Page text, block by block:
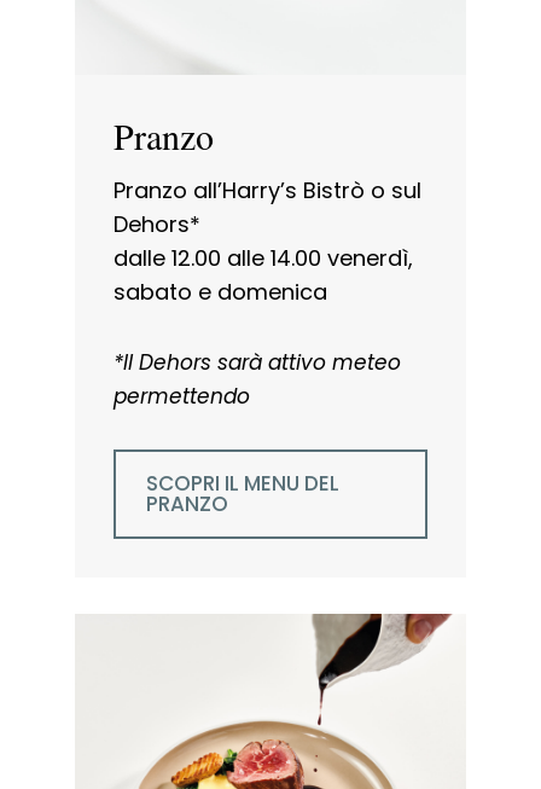
Pranzo
Pranzo all’Harry’s Bistrò o sul
Dehors*
dalle 12.00 alle 14.00 venerdì,
sabato e domenica
*Il Dehors sarà attivo meteo
permettendo
SCOPRI IL MENU DEL
PRANZO